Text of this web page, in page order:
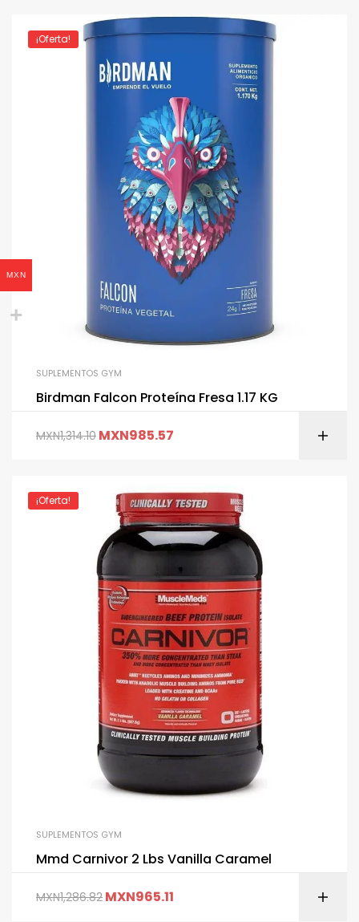
¡Oferta!
SUPLEMENTOS GYM
Birdman Falcon Proteína Fresa 1.17 KG
MXN1,314.10 MXN985.57
¡Oferta!
SUPLEMENTOS GYM
Mmd Carnivor 2 Lbs Vanilla Caramel
MXN1,286.82 MXN965.11
MXN